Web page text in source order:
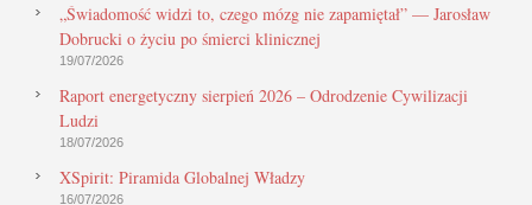
„Świadomość widzi to, czego mózg nie zapamiętał” — Jarosław
Dobrucki o życiu po śmierci klinicznej
19/07/2026
Raport energetyczny sierpień 2026 – Odrodzenie Cywilizacji
Ludzi
18/07/2026
XSpirit: Piramida Globalnej Władzy
16/07/2026